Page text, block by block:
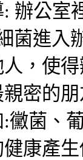
辦公室
菌進入
，使
密的
黴菌、
康產